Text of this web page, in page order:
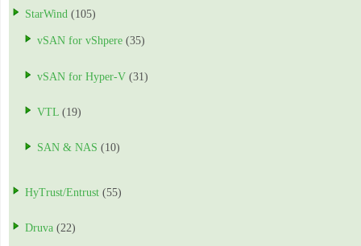
StarWind (105)
vSAN for vShpere (35)
vSAN for Hyper-V (31)
VTL (19)
SAN & NAS (10)
HyTrust/Entrust (55)
Druva (22)